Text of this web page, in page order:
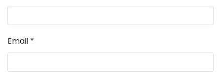
Email *